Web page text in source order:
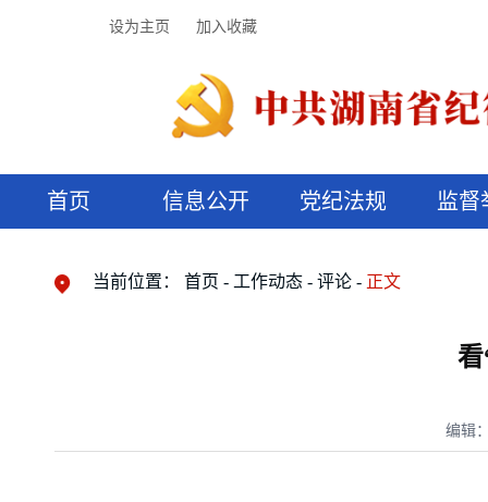
设为主页 加入收藏
首页 信息公开 党纪法规 监督
当前位置： 首页 工作动态 评论 正文
编辑